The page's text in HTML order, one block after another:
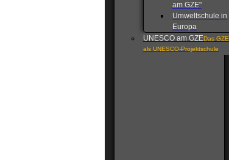
am GZE"
Umweltschule in
Europa
UNESCO am GZEDas GZE
als UNESCO-Projektschule